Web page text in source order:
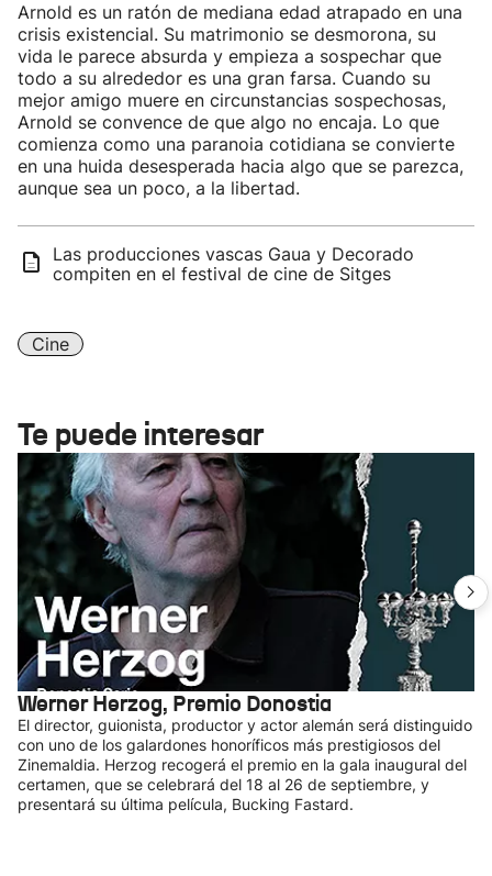
Arnold es un ratón de mediana edad atrapado en una
crisis existencial. Su matrimonio se desmorona, su
vida le parece absurda y empieza a sospechar que
todo a su alrededor es una gran farsa. Cuando su
mejor amigo muere en circunstancias sospechosas,
Arnold se convence de que algo no encaja. Lo que
comienza como una paranoia cotidiana se convierte
en una huida desesperada hacia algo que se parezca,
aunque sea un poco, a la libertad.
Las producciones vascas Gaua y Decorado
compiten en el festival de cine de Sitges
Cine
Te puede interesar
Werner Herzog, Premio Donostia
El director, guionista, productor y actor alemán será distinguido
con uno de los galardones honoríficos más prestigiosos del
Zinemaldia. Herzog recogerá el premio en la gala inaugural del
certamen, que se celebrará del 18 al 26 de septiembre, y
presentará su última película, Bucking Fastard.